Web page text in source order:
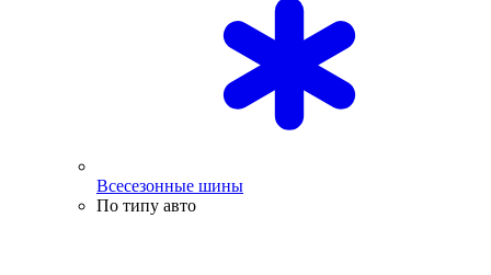
Всесезонные шины
По типу авто